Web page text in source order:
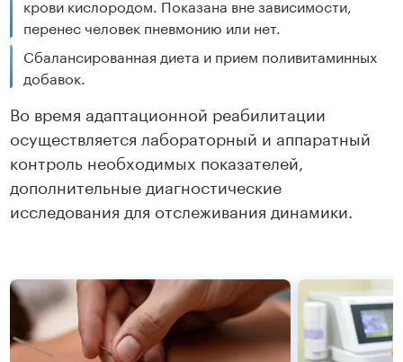
крови кислородом. Показана вне зависимости,
перенес человек пневмонию или нет.
Сбалансированная диета и прием поливитаминных
добавок.
Во время адаптационной реабилитации
осуществляется лабораторный и аппаратный
контроль необходимых показателей,
дополнительные диагностические
исследования для отслеживания динамики.